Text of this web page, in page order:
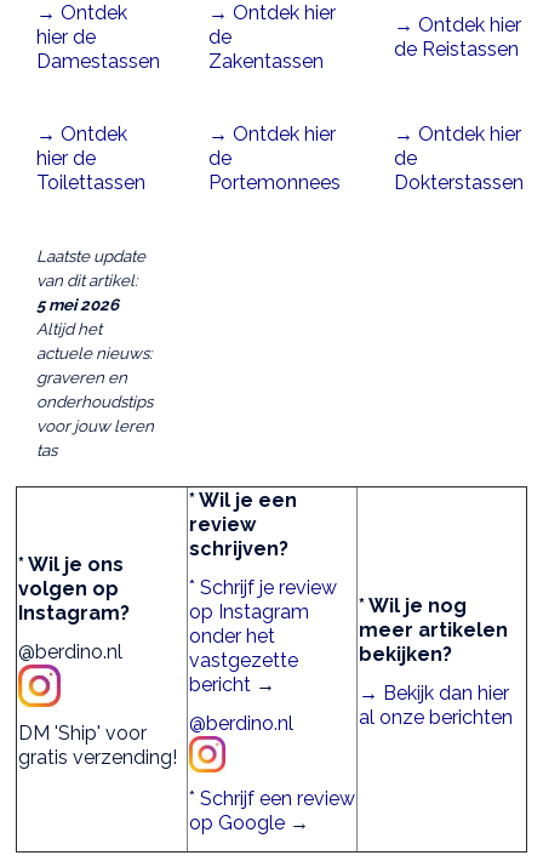
→ Ontdek
hier de
Damestassen
→ Ontdek hier
de
Zakentassen
→ Ontdek hier
de Reistassen
→ Ontdek
hier de
Toilettassen
→ Ontdek hier
de
Portemonnees
→ Ontdek hier
de
Dokterstassen
Laatste update
van dit artikel:
5 mei 2026
Altijd het
actuele nieuws:
graveren en
onderhoudstips
voor jouw leren
tas
* Wil je ons
volgen op
Instagram?
@berdino.nl
DM 'Ship' voor
gratis verzending!
* Wil je een
review
schrijven?
* Schrijf je review
op Instagram
onder het
vastgezette
bericht →
@berdino.nl
* Schrijf een review
op Google →
* Wil je nog
meer artikelen
bekijken?
→ Bekijk dan hier
al onze berichten